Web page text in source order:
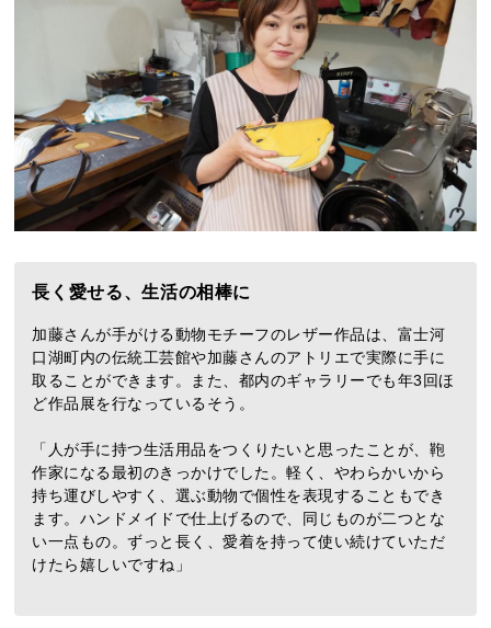
長く愛せる、生活の相棒に
加藤さんが手がける動物モチーフのレザー作品は、富士河
口湖町内の伝統工芸館や加藤さんのアトリエで実際に手に
取ることができます。また、都内のギャラリーでも年3回ほ
ど作品展を行なっているそう。
「人が手に持つ生活用品をつくりたいと思ったことが、鞄
作家になる最初のきっかけでした。軽く、やわらかいから
持ち運びしやすく、選ぶ動物で個性を表現することもでき
ます。ハンドメイドで仕上げるので、同じものが二つとな
い一点もの。ずっと長く、愛着を持って使い続けていただ
けたら嬉しいですね」